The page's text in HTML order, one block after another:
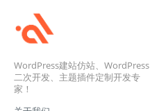
WordPress建站仿站、WordPress
二次开发、主题插件定制开发专
家！